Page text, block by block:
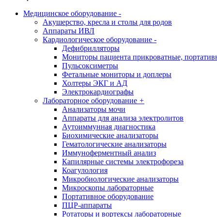
Медицинское оборудование -
Акушерство, кресла и столы для родов
Аппараты ИВЛ
Кардиологическое оборудование -
Дефибрилляторы
Мониторы пациента прикроватные,
Пульсоксиметры
Фетальные мониторы и доплеры
Холтеры ЭКГ и АД
Электрокардиографы
Лабораторное оборудование +
Анализаторы мочи
Аппараты для анализа электролитов
Аутоиммунная диагностика
Биохимические анализаторы
Гематологические анализаторы
Иммуноферментный анализ
Капилярные системы электрофореза
Коагулология
Микробиологические анализаторы
Микроскопы лабораторные
Портативное оборудование
ПЦР-аппараты
Ротаторы и вортексы лабораторные